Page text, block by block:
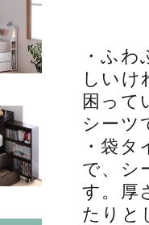
・ふ
しいけ
困って
シーツ
・袋
で、シ
す。厚
たりと